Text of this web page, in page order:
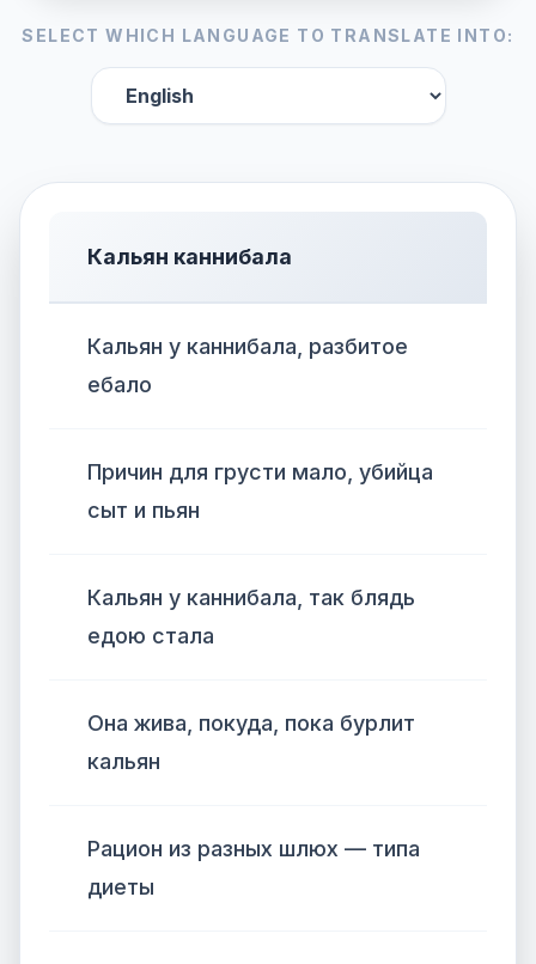
SELECT WHICH LANGUAGE TO TRANSLATE INTO:
Кальян каннибала
Кальян у каннибала, разбитое
ебало
Причин для грусти мало, убийца
сыт и пьян
Кальян у каннибала, так блядь
едою стала
Она жива, покуда, пока бурлит
кальян
Рацион из разных шлюх — типа
диеты